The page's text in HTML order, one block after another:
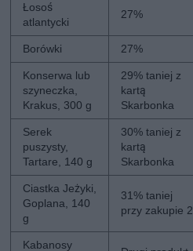
Łosoś
atlantycki
27%
Borówki 27%
Konserwa lub
szyneczka,
Krakus, 300 g
29% taniej z
kartą
Skarbonka
Serek
puszysty,
Tartare, 140 g
30% taniej z
kartą
Skarbonka
Ciastka Jeżyki,
Goplana, 140
g
31% taniej
przy zakupie 2
Kabanosy